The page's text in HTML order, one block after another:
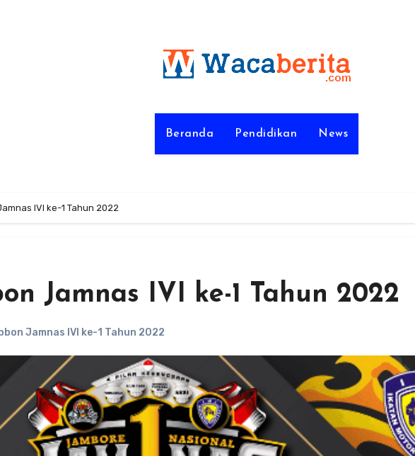
Beranda Pendidikan News
IVI ke-1 Tahun 2022
Jamnas IVI ke-1 Tahun 2022
Jamnas IVI ke-1 Tahun 2022